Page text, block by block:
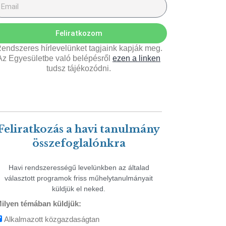
Feliratkozom
hírlevelünket tagjaink kapják meg.
Egyesületbe való belépésről ezen a linken
tudsz tájékozódni.
a havi tanulmány
összefoglalónkra
Havi rendszerességű levelünkben az általad
választott programok friss műhelytanulmányait
küldjük el neked.
témában küldjük:
Alkalmazott közgazdaságtan